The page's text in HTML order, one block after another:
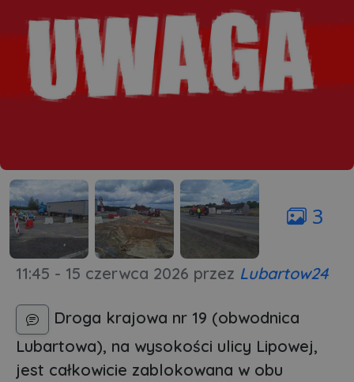
3
11:45 - 15 czerwca 2026 przez Lubartow24
Droga krajowa nr 19 (obwodnica
Lubartowa), na wysokości ulicy Lipowej,
jest całkowicie zablokowana w obu